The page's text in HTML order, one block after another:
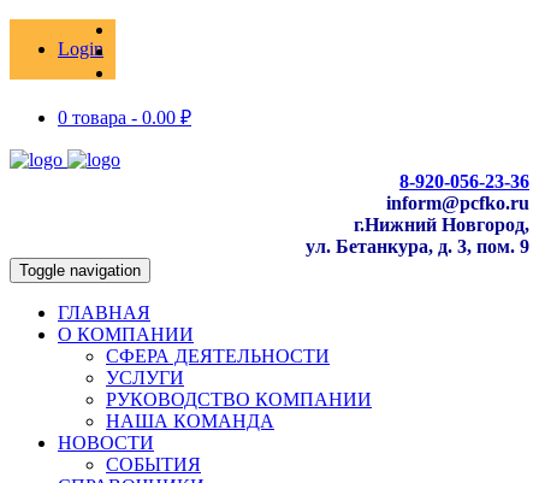
Login
0 товара - 0.00 ₽
8-920-056-23-36
inform@pcfko.ru
г.Нижний Новгород,
ул. Бетанкура, д. 3, пом. 9
Toggle navigation
ГЛАВНАЯ
О КОМПАНИИ
СФЕРА ДЕЯТЕЛЬНОСТИ
УСЛУГИ
РУКОВОДСТВО КОМПАНИИ
НАША КОМАНДА
НОВОСТИ
СОБЫТИЯ